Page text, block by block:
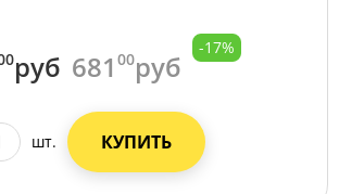
руб 681 00руб
-17%
шт. КУПИТЬ